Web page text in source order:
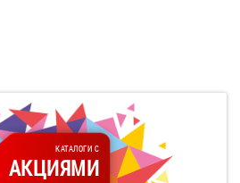
КАТАЛОГИ С
АКЦИЯМИ